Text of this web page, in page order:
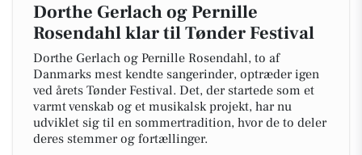
Dorthe Gerlach og Pernille
Rosendahl klar til Tønder Festival
Dorthe Gerlach og Pernille Rosendahl, to af
Danmarks mest kendte sangerinder, optræder igen
ved årets Tønder Festival. Det, der startede som et
varmt venskab og et musikalsk projekt, har nu
udviklet sig til en sommertradition, hvor de to deler
deres stemmer og fortællinger.